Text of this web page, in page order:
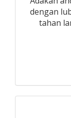
dengan
tahan